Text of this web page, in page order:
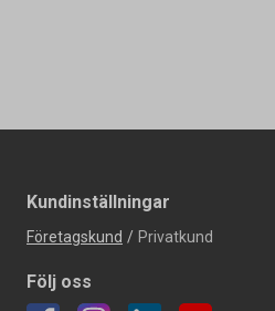
Kundinställningar
Företagskund / Privatkund
Följ oss